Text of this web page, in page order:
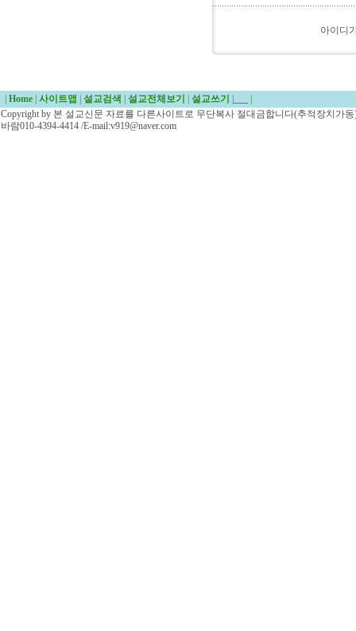
아이디
Home 사이트맵 설교검색 설교전체보기 설교쓰기
Copyright by 본 설교신문 자료를 다른사이트로 무단복사 절대금합니다(추적장치가
바람010-4394-4414 /E-mail:v919@naver.com